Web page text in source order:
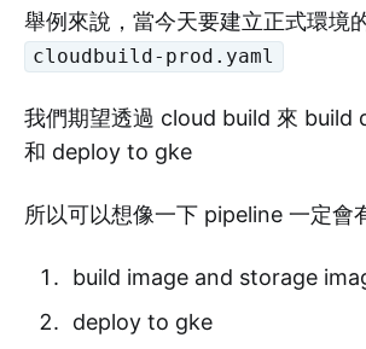
舉例來說，當今天要建立正式環境
cloudbuild-prod.yaml
我們期望透過 cloud build 來 build
和 deploy to gke
所以可以想像一下 pipeline 一定會
build image and storage
deploy to gke